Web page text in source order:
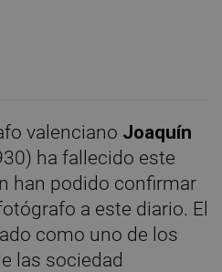
valenciano Joaquín
ha fallecido este
han podido confirmar
a este diario. El
como uno de los
las sociedad